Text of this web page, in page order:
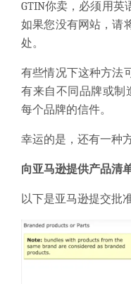
GTIN你卖，必须用英
如果您没有网站，请
处。
有些情况下这种方法
有来自不同品牌或制
每个品牌的信件。
幸运的是，还有一种
向亚马逊提供产品清
以下是亚马逊提交批